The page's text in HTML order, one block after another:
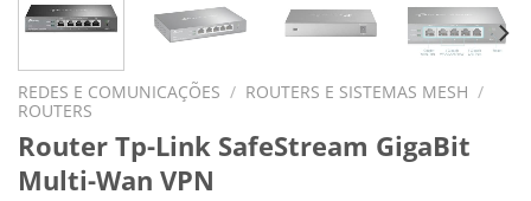
REDES E COMUNICAÇÕES / ROUTERS E SISTEMAS MESH /
ROUTERS
Router Tp-Link SafeStream GigaBit
Multi-Wan VPN